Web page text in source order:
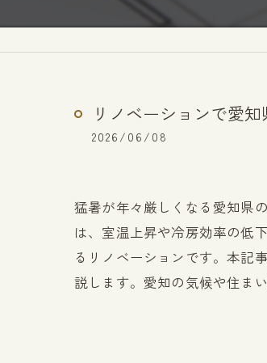
リノベーションで愛
2026/06/08
猛暑が年々厳しくなる愛知県
は、室温上昇や冷房効率の低
るリノベーションです。本記
説します。愛知の気候や住ま